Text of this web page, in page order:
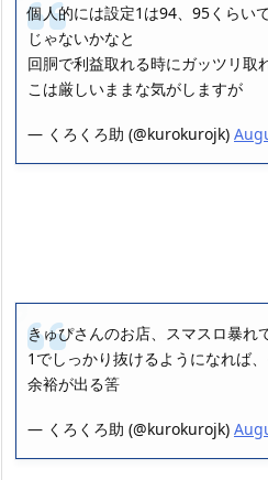
個人的には設定1は94、95くらい
じゃないかなと
回胴で利益取れる時にガッツリ取
こは厳しいままな気がしますが
— くろくろ助 (@kurokurojk)
きゅぴさんのお店、スマスロ暴れ
1でしっかり抜けるようになれば
余裕が出る筈
— くろくろ助 (@kurokurojk)